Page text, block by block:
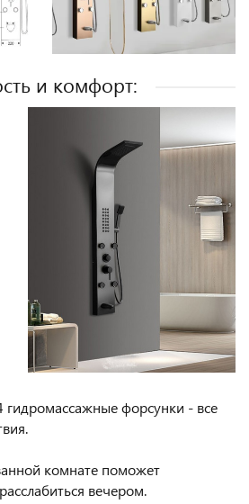
и комфорт:
гидромассажные форсунки - все
комнате поможет
вечером.